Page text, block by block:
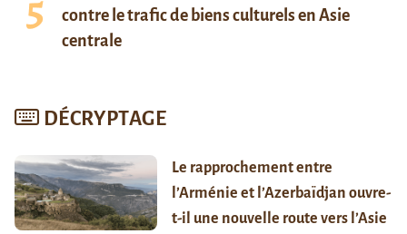
contre le trafic de biens culturels en Asie
centrale
DÉCRYPTAGE
Le rapprochement entre
l’Arménie et l’Azerbaïdjan ouvre-
t-il une nouvelle route vers l’Asie